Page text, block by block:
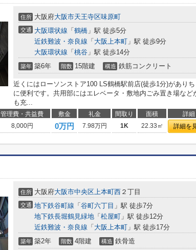
住所 大阪府大阪市天王寺区味原町
交通 大阪環状線 「 鶴橋 」駅 徒歩5分
近鉄難波・奈良線 「 大阪上本町 」駅 徒歩9分
大阪環状線 「 桃谷 」駅 徒歩14分
築年 築6年 階数 15階建 構造 鉄筋コンクリート
近くにはローソンストア100 LS鶴橋駅前店(徒歩1分)があり
に便利です。共用部にはエレベータ・敷地内ごみ置き場など
も充...
管理費・共益費 敷金 礼金 間取り 面積 詳細
8,000円 0万円 7.98万円 1K 22.33㎡ 詳細を
住所 大阪府大阪市中央区上本町西 ２丁目
交通 地下鉄谷町線 「 谷町六丁目 」駅 徒歩7分
地下鉄長堀鶴見緑地 「 松屋町 」駅 徒歩12分
近鉄難波・奈良線 「 大阪上本町 」駅 徒歩17分
築年 築2年 階数 4階建 構造 鉄骨造